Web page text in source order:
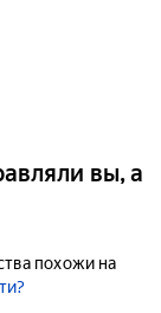
вы, а
похожи на